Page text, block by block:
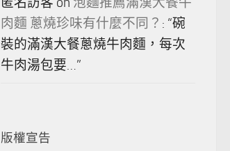
肉麵 蔥燒珍味有什麼不同？ : “碗
裝的滿漢大餐蔥燒牛肉麵，每次
牛肉湯包要…”
版權宣告